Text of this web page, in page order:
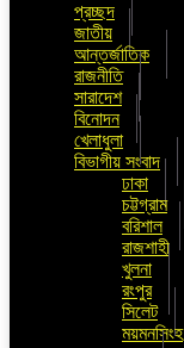
প্রচ্ছদ
জাতীয়
আন্তর্জাতিক
রাজনীতি
সারাদেশ
বিনোদন
খেলাধুলা
বিভাগীয় সংবাদ
ঢাকা
চট্টগ্রাম
বরিশাল
রাজশাহী
খুলনা
রংপুর
সিলেট
ময়মনসিংহ